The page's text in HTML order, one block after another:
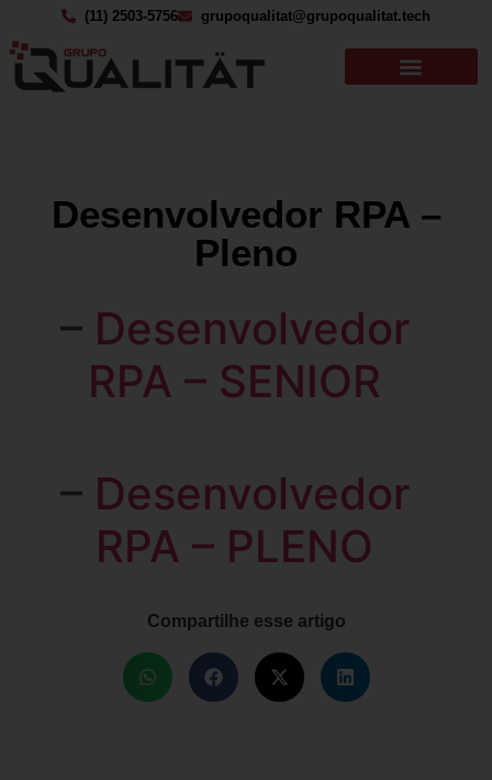
(11) 2503-5756 grupoqualitat@grupoqualitat.tech
Desenvolvedor RPA –
Pleno
– Desenvolvedor
RPA – SENIOR
– Desenvolvedor
RPA – PLENO
Compartilhe esse artigo